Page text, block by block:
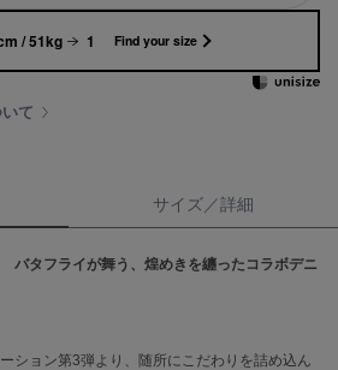
/ 51kg 1 Find your size
て
サイズ／詳細
バタフライが舞う、煌めきを纏ったコラボデニ
ション第3弾より、随所にこだわりを詰め込ん